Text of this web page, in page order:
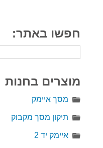
חפשו באתר:
מוצרים בחנות
מסך איימק
תיקון מסך מקבוק
איימק יד 2